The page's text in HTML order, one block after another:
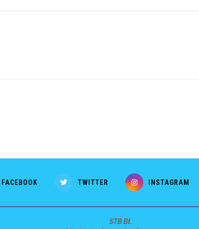
FACEBOOK TWITTER INSTAGRAM
STB Bt.